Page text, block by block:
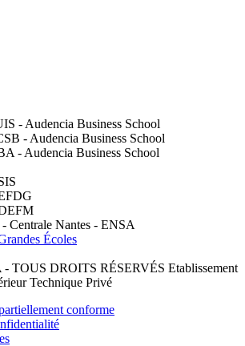
TOUS DROITS RÉSERVÉS Etablissement
Technique Privé
conforme